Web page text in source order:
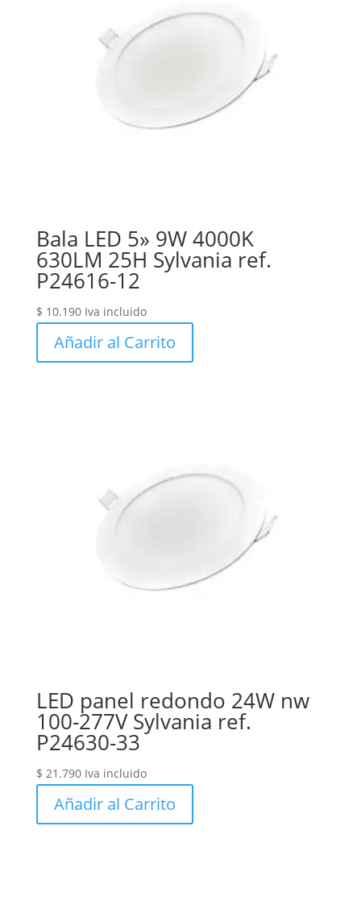
Bala LED 5» 9W 4000K
630LM 25H Sylvania ref.
P24616-12
$ 10.190 Iva incluido
Añadir al Carrito
LED panel redondo 24W nw
100-277V Sylvania ref.
P24630-33
$ 21.790 Iva incluido
Añadir al Carrito